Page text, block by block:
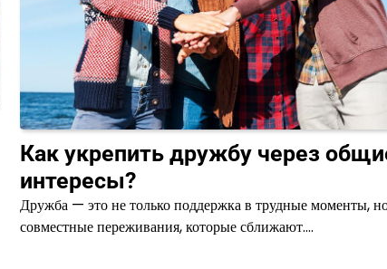
Как укрепить дружбу через
интересы?
Дружба — это не только поддержка в трудные моменты,
совместные переживания, которые сближают.…